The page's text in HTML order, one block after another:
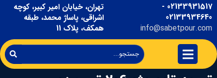
02133931517 -
02133934640
info@sabetpour.com
تهران، خیابان امیر کبیر، کوچه
اشراقی، پاساژ محمد، طبقه
همکف، پلاک 11